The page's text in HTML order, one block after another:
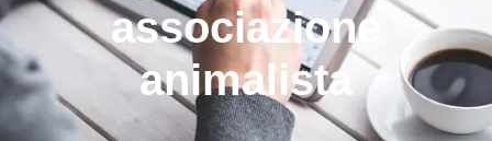
associazione
animalista